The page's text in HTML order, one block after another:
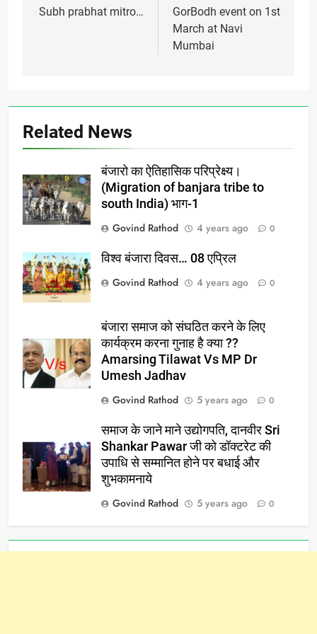
navigation
Subh prabhat mitro…
GorBodh event on 1st
March at Navi
Mumbai
Related News
बंजारो का ऐतिहासिक परिप्रेक्ष्य।
(Migration of banjara tribe to
south India) भाग-1
Govind Rathod
4 years ago 0
विश्व बंजारा दिवस… 08 एप्रिल
Govind Rathod
4 years ago 0
बंजारा समाज को संघठित करने के लिए
कार्यक्रम करना गुनाह है क्या ??
Amarsing Tilawat Vs MP Dr
Umesh Jadhav
Govind Rathod
5 years ago 0
समाज के जाने माने उद्योगपति, दानवीर Sri
Shankar Pawar जी को डॉक्टरेट की
उपाधि से सम्मानित होने पर बधाई और
शुभकामनाये
Govind Rathod
5 years ago 0